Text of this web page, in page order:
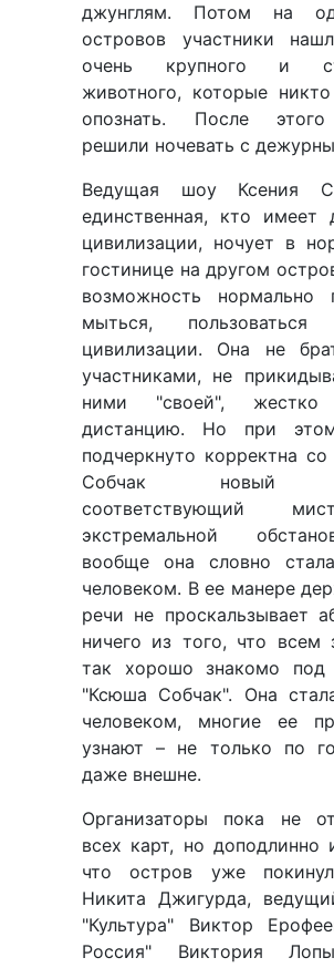
джунглям. Потом на
островов участники
очень крупного и
животного, которые
опознать. После
решили ночевать с
Ведущая шоу Ксения
единственная, кто имеет
цивилизации, ночует в
гостинице на другом
возможность нормально
мыться, пользоваться
цивилизации. Она не
участниками, не
ними "своей", жестко
дистанцию. Но при
подчеркнуто корректна
Собчак новый
соответствующий
экстремальной
вообще она словно
человеком. В ее манере
речи не проскальзывает
ничего из того, что всем
так хорошо знакомо под
"Ксюша Собчак". Она
человеком, многие ее
узнают – не только по
даже внешне.
Организаторы пока не
всех карт, но доподлинно
что остров уже
Никита Джигурда,
"Культура" Виктор
Россия" Виктория